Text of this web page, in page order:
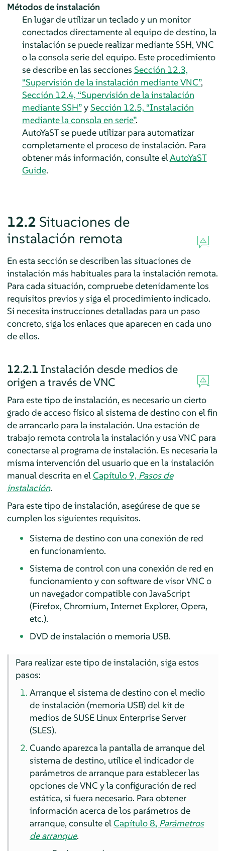
Métodos de instalación
En lugar de utilizar un teclado y un monitor
conectados directamente al equipo de destino, la
instalación se puede realizar mediante SSH, VNC
o la consola serie del equipo. Este procedimiento
se describe en las secciones Sección 12.3,
“Supervisión de la instalación mediante VNC”,
Sección 12.4, “Supervisión de la instalación
mediante SSH”ySección 12.5, “Instalación
mediante la consola en serie”.
AutoYaST se puede utilizar para automatizar
completamente el proceso de instalación. Para
obtener más información, consulte elAutoYaST
Guide.
12.2 Situaciones de
instalación remota
En esta sección se describen las situaciones de
instalación más habituales para la instalación remota.
Para cada situación, compruebe detenidamente los
requisitos previos y siga el procedimiento indicado.
Si necesita instrucciones detalladas para un paso
concreto, siga los enlaces que aparecen en cada uno
de ellos.
12.2.1 Instalación desde medios de
origen a través de VNC
Para este tipo de instalación, es necesario un cierto
grado de acceso físico al sistema de destino con el fin
de arrancarlo para la instalación. Una estación de
trabajo remota controla la instalación y usa VNC para
conectarse al programa de instalación. Es necesaria la
misma intervención del usuario que en la instalación
manual descrita en elCapítulo 9, Pasos de
instalación.
Para este tipo de instalación, asegúrese de que se
cumplen los siguientes requisitos.
Sistema de destino con una conexión de red
en funcionamiento.
Sistema de control con una conexión de red en
funcionamiento y con software de visor VNC o
un navegador compatible con JavaScript
(Firefox, Chromium, Internet Explorer, Opera,
etc.).
DVD de instalación o memoria USB.
Para realizar este tipo de instalación, siga estos
pasos:
Arranque el sistema de destino con el medio
de instalación (memoria USB) del kit de
medios de SUSE Linux Enterprise Server
(SLES).
Cuando aparezca la pantalla de arranque del
sistema de destino, utilice el indicador de
parámetros de arranque para establecer las
opciones de VNC y la configuración de red
estática, si fuera necesario. Para obtener
información acerca de los parámetros de
arranque, consulte elCapítulo 8, Parámetros
de arranque.